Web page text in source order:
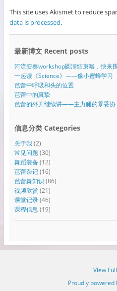
This site uses Akismet to reduce
data is processed.
最新博文 Recent posts
河流变奏workshop圆满结束咯，快来
一起读《Science》——像小蜜蜂学习
芭蕾中呼吸和头的位置
芭蕾中的真挚
芭蕾的外开继续讲——主力腿的零妥协
信息分类 Categories
关于我(2)
常见问题 (30)
舞蹈装备(12)
芭蕾杂记(16)
芭蕾舞知识 (86)
视频欣赏(21)
课堂记录(46)
课程信息 (19)
View
Proudly powered